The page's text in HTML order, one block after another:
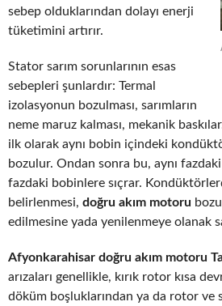
sebep olduklarından dolayı enerji
tüketimini artırır.
Stator sarım sorunlarının esas
sebepleri şunlardır: Termal
izolasyonun bozulması, sarımların
neme maruz kalması, mekanik
ilk olarak aynı bobin içindeki
bozulur. Ondan sonra bu, aynı
fazdaki bobinlere sıçrar.
belirlenmesi, doğru akım motoru
edilmesine yada yenilenmeye olanak
Afyonkarahisar doğru akım motoru
arızaları genellikle, kırık rotor kısa
döküm boşluklarından ya da rotor ve